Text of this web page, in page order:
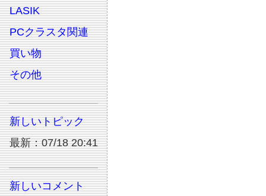
LASIK
PCクラスタ関連
買い物
その他
新しいトピック
最新：07/18 20:41
新しいコメント